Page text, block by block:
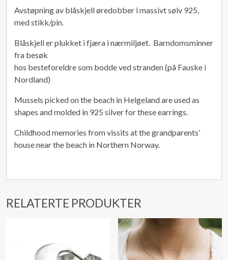
Avstøpning av blåskjell øredobber i massivt sølv 925,
med stikk/pin.
Blåskjell er plukket i fjæra i nærmiljøet. Barndomsminner
fra besøk
hos besteforeldre som bodde ved stranden (på Fauske i
Nordland)
Mussels picked on the beach in Helgeland are used as
shapes and molded in 925 silver for these earrings.
Childhood memories from vissits at the grandparents’
house near the beach in Northern Norway.
RELATERTE PRODUKTER